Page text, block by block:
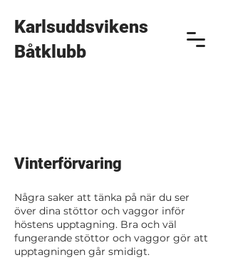
Karlsuddsvikens
Båtklubb
Vinterförvaring
Några saker att tänka på när du ser
över dina stöttor och vaggor inför
höstens upptagning. Bra och väl
fungerande stöttor och vaggor gör att
upptagningen går smidigt.